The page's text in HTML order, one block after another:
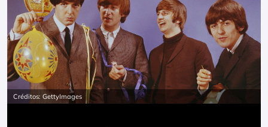
Créditos: GettyImages